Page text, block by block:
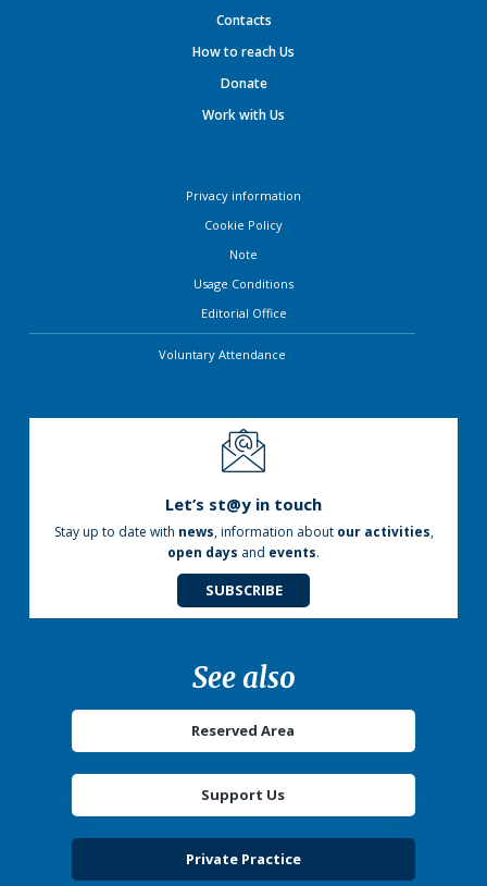
Contacts
How to reach Us
Donate
Work with Us
Privacy information
Cookie Policy
Note
Usage Conditions
Editorial Office
Voluntary Attendance
Let’s st@y in touch
Stay up to date with news, information about our activities,
open days and events.
SUBSCRIBE
See also
Reserved Area
Support Us
Private Practice